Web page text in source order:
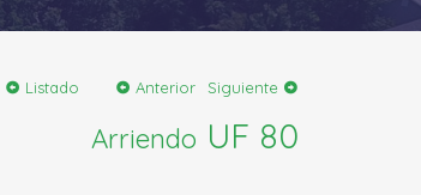
Listado Anterior Siguiente
Arriendo UF 80